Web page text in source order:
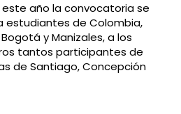
este año la convocatoria se
estudiantes de Colombia,
y Manizales, a los
tantos participantes de
de Santiago, Concepción